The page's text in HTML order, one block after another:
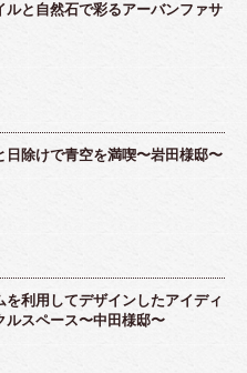
ルと自然石で彩るアーバンファサ
日除けで青空を満喫〜岩田様邸〜
を利用してデザインしたアイディ
ルスペース〜中田様邸〜